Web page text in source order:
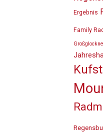
Ergebnis
Family